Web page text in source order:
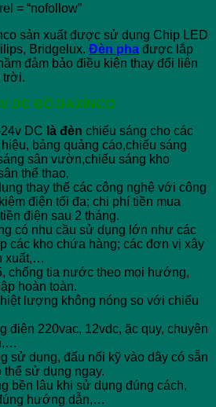
rel = “nofollow”
sản xuất được sử dụng Chip LED
Bridgelux. Đèn pha được lắp
đảm bảo điều kiện thay đổi liên
trời.
DC ĐỘ DAXINCO
DC là đèn chiếu sáng cho các
bảng quảng cáo,chiếu sáng
sân vườn,chiếu sáng kho
thể thao,
thay thế các công nghệ với công
điện tối đa; chi phí tiền mua
điện sau 2 tháng.
có nhu cầu sử dụng lớn như các
các kho chứa hàng; các đơn vị xây
xuất,…
chống tia nước theo mọi hướng,
hoàn toàn.
lượng không nóng so với chiếu
điện 220vac, 12vdc, ặc quy, chuyên
sử dụng, đấu nối kỹ vào dây có sẵn
sử dụng ngay.
bền lâu khi sử dụng đúng cách,
hướng dẫn,…